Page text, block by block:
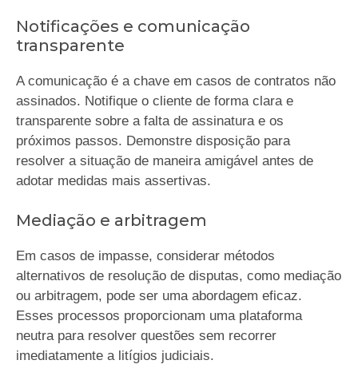
Notificações e comunicação
transparente
A comunicação é a chave em casos de contratos não
assinados. Notifique o cliente de forma clara e
transparente sobre a falta de assinatura e os
próximos passos. Demonstre disposição para
resolver a situação de maneira amigável antes de
adotar medidas mais assertivas.
Mediação e arbitragem
Em casos de impasse, considerar métodos
alternativos de resolução de disputas, como mediação
ou arbitragem, pode ser uma abordagem eficaz.
Esses processos proporcionam uma plataforma
neutra para resolver questões sem recorrer
imediatamente a litígios judiciais.